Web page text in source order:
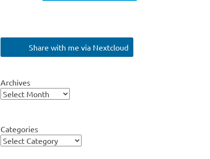
Share with me via Nextcloud
Archives
Categories